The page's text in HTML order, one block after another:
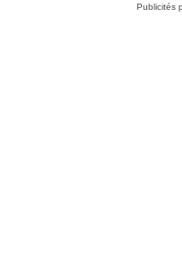
Publicités